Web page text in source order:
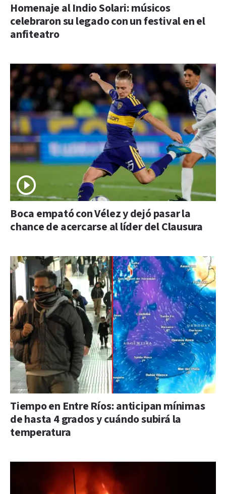
Homenaje al Indio Solari: músicos
celebraron su legado con un festival en el
anfiteatro
Boca empató con Vélez y dejó pasar la
chance de acercarse al líder del Clausura
Tiempo en Entre Ríos: anticipan mínimas
de hasta 4 grados y cuándo subirá la
temperatura